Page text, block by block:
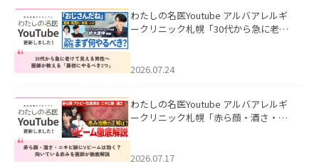
わたしの名医Youtube アルバアレルギ
ークリニック札幌「30代から急に老け
た。
2026.07.24
わたしの名医Youtube アルバアレルギ
ークリニック札幌「赤ら顔・酒さ・ニ
した。
2026.07.17